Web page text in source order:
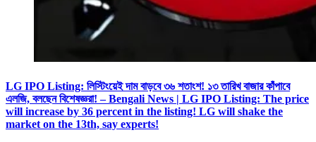
LG IPO Listing: লিস্টিংয়েই দাম বাড়বে ৩৬ শতাংশ! ১৩ তারিখ বাজার কাঁপাবে
এলজি, বলছেন বিশেষজ্ঞরা! – Bengali News | LG IPO Listing: The price
will increase by 36 percent in the listing! LG will shake the
market on the 13th, say experts!